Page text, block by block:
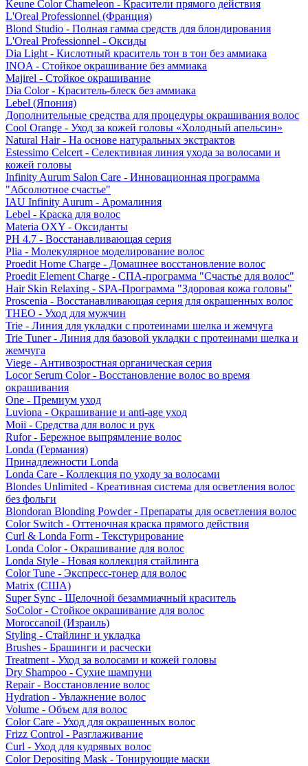
Keune Color Chameleon - Красители прямого действия
L'Oreal Professionnel (Франция)
Blond Studio - Полная гамма средств для блондирования
L'Oreal Professionnel - Оксиды
Dia Light - Кислотный краситель тон в тон без аммиака
INOA - Стойкое окрашивание без аммиака
Majirel - Стойкое окрашивание
Dia Color - Краситель-блеск без аммиака
Lebel (Япония)
Дополнительные средства для процедуры окрашивания волос
Cool Orange - Уход за кожей головы «Холодный апельсин»
Natural Hair - На основе натуральных экстрактов
Estessimo Celcert - Селективная линия ухода за волосами и
кожей головы
Infinity Aurum Salon Care - Инновационная программа
"Абсолютное счастье"
IAU Infinity Aurum - Аромалиния
Lebel - Краска для волос
Materia OXY - Оксиданты
PH 4.7 - Восстанавливающая серия
Plia - Молекулярное моделирование волос
Proedit Home Charge - Домашнее восстановление волос
Proedit Element Charge - СПА-программа "Счастье для волос"
Hair Skin Relaxing - SPA-Программа "Здоровая кожа головы"
Proscenia - Восстанавливающая серия для окрашенных волос
THEO - Уход для мужчин
Trie - Линия для укладки с протеинами шелка и жемчуга
Trie Tuner - Линия для базовой укладки с протеинами шелка и
жемчуга
Viege - Антивозростная органическая серия
Locor Serum Color - Восстановление волос во время
окрашивания
One - Премиум уход
Luviona - Окрашивание и anti-age уход
Moii - Средства для волос и рук
Rufor - Бережное выпрямление волос
Londa (Германия)
Принадлежности Londa
Londa Care - Коллекция по уходу за волосами
Blondes Unlimited - Креативная система для осветления волос
без фольги
Blondoran Blonding Powder - Препараты для осветления волос
Color Switch - Оттеночная краска прямого действия
Curl & Londa Form - Текстурирование
Londa Color - Окрашивание для волос
Londa Style - Новая коллекция стайлинга
Color Tune - Экспресс-тонер для волос
Matrix (США)
Super Sync - Щелочной безаммиачный краситель
SoColor - Стойкое окрашивание для волос
Moroccanoil (Израиль)
Styling - Стайлинг и укладка
Brushes - Брашинги и расчески
Treatment - Уход за волосами и кожей головы
Dry Shampoo - Сухие шампуни
Repair - Восстановление волос
Hydration - Увлажнение волос
Volume - Объем для волос
Color Care - Уход для окрашенных волос
Frizz Control - Разглаживание
Curl - Уход для кудрявых волос
Color Depositing Mask - Тонирующие маски